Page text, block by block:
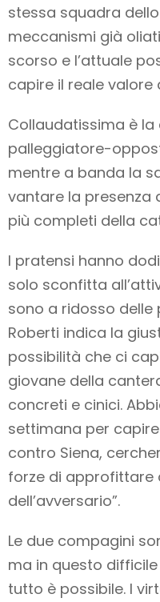
stessa squadra
meccanismi già
scorso e l’attuale
capire il reale valore
Collaudatissima è
palleggiatore-
mentre a banda la
vantare la presenza
più completi della
I pratensi hanno
solo sconfitta
sono a ridosso delle
Roberti indica la
possibilità che ci
giovane della
concreti e cinici.
settimana per
contro Siena,
forze di approfittare
dell’avversario”.
Le due compagini
ma in questo
tutto è possibile. I